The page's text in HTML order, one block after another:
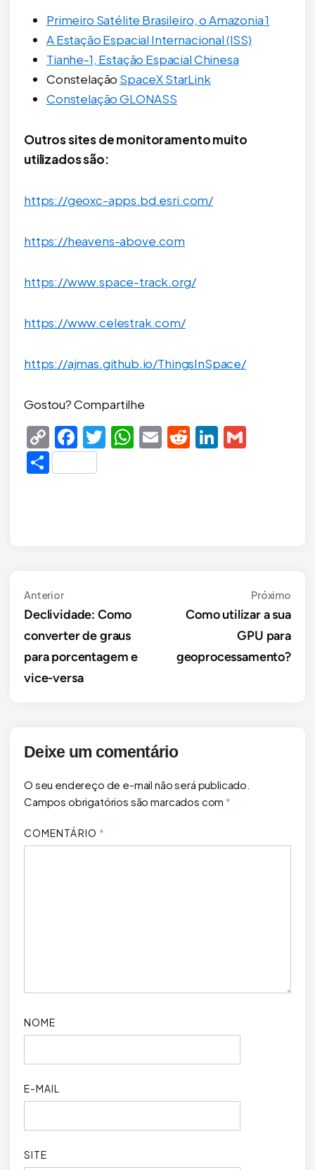
Primeiro Satélite Brasileiro, o Amazonia 1
A Estação Espacial Internacional (ISS)
Tianhe-1, Estação Espacial Chinesa
Constelação SpaceX StarLink
Constelação GLONASS
Outros sites de monitoramento muito
utilizados são:
https://geoxc-apps.bd.esri.com/
https://heavens-above.com
https://www.space-track.org/
https://www.celestrak.com/
https://ajmas.github.io/ThingsInSpace/
Gostou? Compartilhe
Copy
Link
Facebook
Twitter
WhatsApp
EmailRedditLinkedIn
Share
Navegação
de
Post
AnteriorAnterior
Declividade: Como
converter de graus
para porcentagem e
vice-versa
Próximo
Como utilizar a sua
GPU para
geoprocessamento?
Deixe um comentário
O seu endereço de e-mail não será publicado.
Campos obrigatórios são marcados com*
COMENTÁRIO *
NOME
E-MAIL
SITE